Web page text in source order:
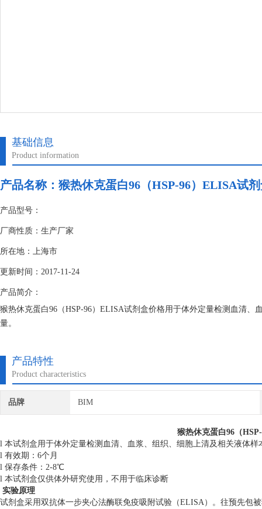
基础信息
Product information
产品名称： 猴热休克蛋白96（HSP-96）ELISA试
产品型号：
厂商性质：生产厂家
所在地：上海市
更新时间：2017-11-24
产品简介：
猴热休克蛋白96（HSP-96）ELISA试剂盒价格用于体外定量检测血清
量。
产品特性
Product characteristics
品牌 BIM
猴热休克蛋白96（
l 本试剂盒用于体外定量检测血清、血浆、组织、细胞上清及相关液体样
l 有效期：6个月
l 保存条件：2-8℃
l 本试剂盒仅供体外研究使用，不用于临床诊断
实验原理
试剂盒采用双抗体一步夹心法酶联免疫吸附试验（ELISA）。往预先包